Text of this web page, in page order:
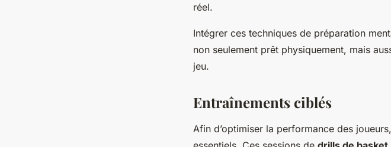
réel.
Intégrer ces techniques de préparation
non seulement prêt physiquement, mais
jeu.
Entraînements ciblés
Afin d’optimiser la performance des